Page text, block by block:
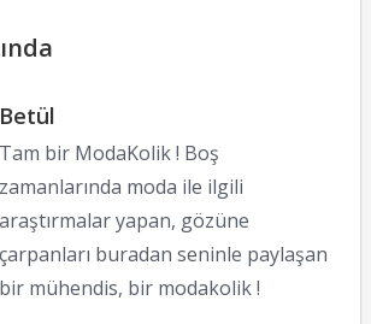
Betül
Tam bir ModaKolik ! Boş
zamanlarında moda ile ilgili
araştırmalar yapan, gözüne
çarpanları buradan seninle paylaşan
bir mühendis, bir modakolik !